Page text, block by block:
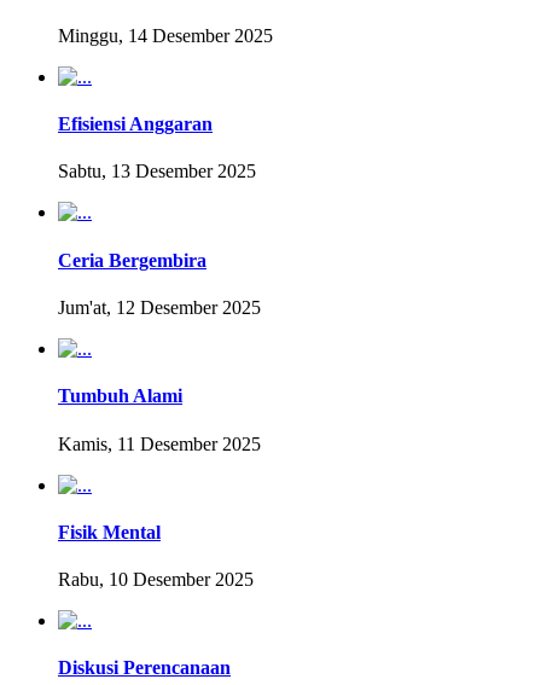
Minggu, 14 Desember 2025
Efisiensi Anggaran
Sabtu, 13 Desember 2025
Ceria Bergembira
Jum'at, 12 Desember 2025
Tumbuh Alami
Kamis, 11 Desember 2025
Fisik Mental
Rabu, 10 Desember 2025
Diskusi Perencanaan